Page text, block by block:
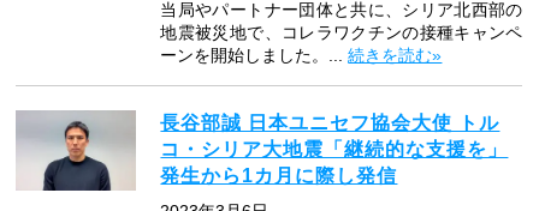
当局やパートナー団体と共に、シリア北西部の
地震被災地で、コレラワクチンの接種キャンペ
ーンを開始しました。...続きを読む»
長谷部誠 日本ユニセフ協会大使 トル
コ・シリア大地震「継続的な支援を」
発生から1カ月に際し発信